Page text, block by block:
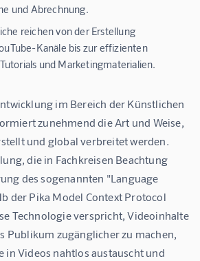
und Abrechnung.
reichen von der Erstellung
Kanäle bis zur effizienten
und Marketingmaterialien.
im Bereich der Künstlichen
zunehmend die Art und Weise,
und global verbreitet werden.
die in Fachkreisen Beachtung
des sogenannten "Language
der Pika Model Context Protocol
Technologie verspricht, Videoinhalte
Publikum zugänglicher zu machen,
in Videos nahtlos austauscht und